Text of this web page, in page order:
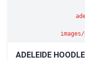
ADELEIDE